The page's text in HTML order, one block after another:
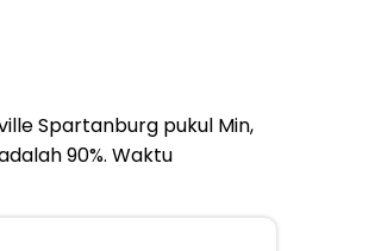
Spartanburg pukul Min,
90%. Waktu